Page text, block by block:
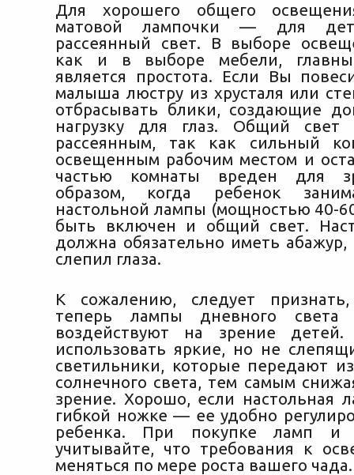
Для хорошего общего
матовой лампочки — для
рассеянный свет. В выборе
как и в выборе мебели,
является простота. Если Вы
малыша люстру из хрусталя или
отбрасывать блики, создающие
нагрузку для глаз. Общий
рассеянным, так как сильный
освещенным рабочим местом и
частью комнаты вреден для
образом, когда ребенок
настольной лампы (мощностью 40-
быть включен и общий свет.
должна обязательно иметь
слепил глаза.
К сожалению, следует
теперь лампы дневного света
воздействуют на зрение
использовать яркие, но не
светильники, которые передают
солнечного света, тем самым
зрение. Хорошо, если настольная
гибкой ножке — ее удобно
ребенка. При покупке ламп и
учитывайте, что требования к
меняться по мере роста вашего чада.